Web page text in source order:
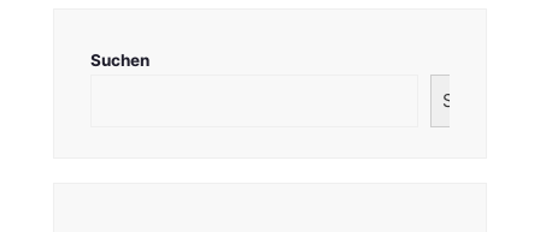
Suchen
Suchen